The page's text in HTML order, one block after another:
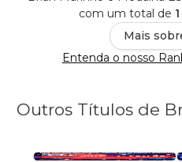
com um total de
Mais
Entenda o nosso
Outros Títulos de